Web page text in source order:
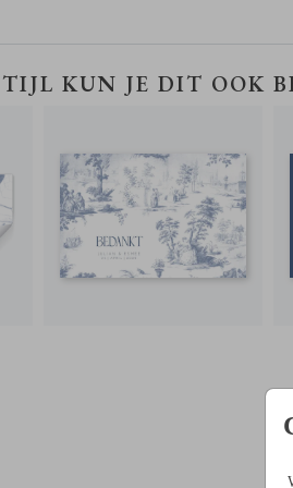
KUN JE DIT OOK
BEDANKKAART